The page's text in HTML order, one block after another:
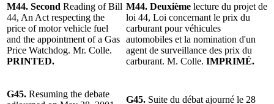
M44. Second Reading of Bill
44, An Act respecting the
price of motor vehicle fuel
and the appointment of a Gas
Price Watchdog. Mr. Colle.
PRINTED.
M44. Deuxième lecture du projet de
loi 44, Loi concernant le prix du
carburant pour véhicules
automobiles et la nomination d'un
agent de surveillance des prix du
carburant. M. Colle. IMPRIMÉ.
G45. Resuming the debate
G45. Suite du débat ajourné le 28